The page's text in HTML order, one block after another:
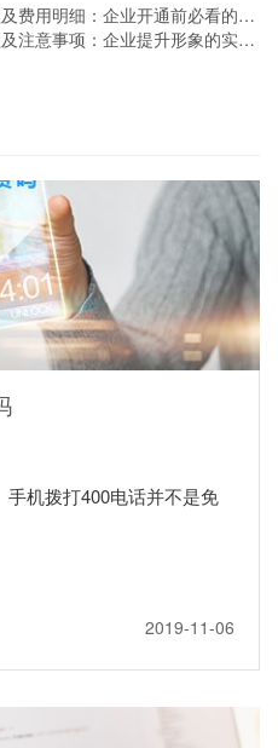
明细：企业开通前必看的5个关键步骤
意事项：企业提升形象的实用指南
手机拨打400电话并不是免
2019-11-06